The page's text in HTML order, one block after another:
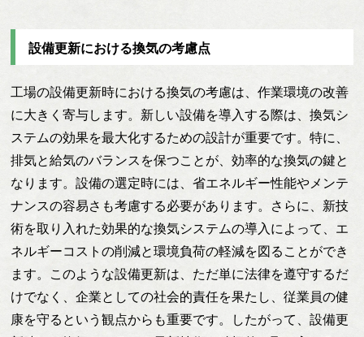
設備更新における換気の考慮点
工場の設備更新時における換気の考慮は、作業環境の改善
に大きく寄与します。新しい設備を導入する際は、換気シ
ステムの効果を最大化するための設計が重要です。特に、
排気と給気のバランスを保つことが、効率的な換気の鍵と
なります。設備の選定時には、省エネルギー性能やメンテ
ナンスの容易さも考慮する必要があります。さらに、新技
術を取り入れた効果的な換気システムの導入によって、エ
ネルギーコストの削減と環境負荷の軽減を図ることができ
ます。このような設備更新は、ただ単に法律を遵守するだ
けでなく、企業としての社会的責任を果たし、従業員の健
康を守るという観点からも重要です。したがって、設備更